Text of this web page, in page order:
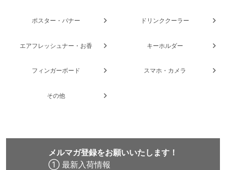
ポスター・バナー ドリンククーラー
エアフレッシュナー・お香 キーホルダー
フィンガーボード スマホ・カメラ
その他
メルマガ登録をお願いいたします！
① 最新入荷情報